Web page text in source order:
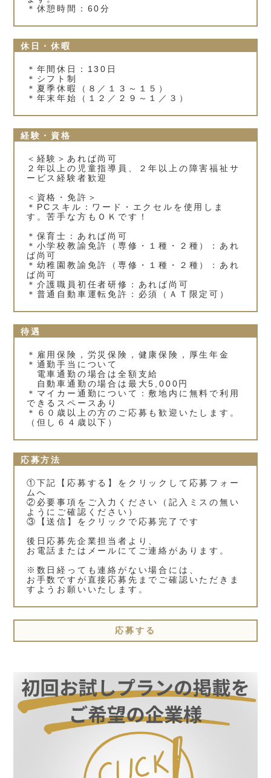
＊休憩時間：60分
休日・休暇
＊年間休日：130日
＊シフト制
＊夏季休暇（８／１３～１５）
＊年末年始（１２／２９～１／３）
経験・資格
＜経験＞あれば尚可
２年以上の児童指導員、２年以上の障害福祉サ
ービス経験者歓迎
＜資格・免許＞
＊PCスキル：ワード・エクセルを使用しま
す。苦手な方もＯＫです！
＊保育士：あれば尚可
＊小学校教諭免許（専修・１種・２種）：あれ
ば尚可
＊幼稚園教諭免許（専修・１種・２種）：あれ
ば尚可
＊介護職員初任者研修：あれば尚可
＊普通自動車運転免許：必須（ＡＴ限定可）
待遇
＊雇用保険，労災保険，健康保険，厚生年金
＊通勤手当について
電車通勤の場合は全額支給
自動車通勤の場合は最大5,000円
＊マイカー通勤について：敷地内に無料で利用
できるスペースあり
＊６０歳以上の方のご応募も歓迎いたします。
（但し６４歳以下）
応募方法
①下記【応募する】をクリックして応募フォー
ムへ
②必要事項をご入力ください（記入ミスの無い
ようにご確認ください）
③【送信】をクリックで応募完了です
後日応募先企業担当者より、
お電話またはメールにてご連絡があります。
※数日経っても連絡がない場合には、
お手数ですが直接応募先までご確認いただきま
すようお願いいたします。
応募する